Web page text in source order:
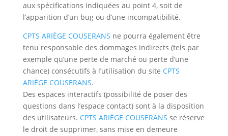
aux spécifications indiquées au point 4, soit de
l’apparition d’un bug ou d’une incompatibilité.
CPTS ARIÈGE COUSERANS ne pourra également être
tenu responsable des dommages indirects (tels par
exemple qu’une perte de marché ou perte d’une
chance) consécutifs à l’utilisation du site CPTS
ARIÈGE COUSERANS.
Des espaces interactifs (possibilité de poser des
questions dans l’espace contact) sont à la disposition
des utilisateurs. CPTS ARIÈGE COUSERANS se réserve
le droit de supprimer, sans mise en demeure